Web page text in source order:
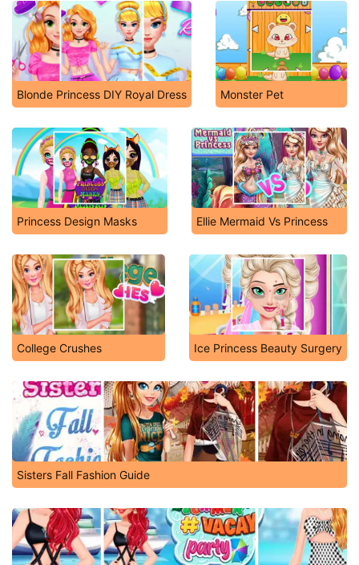
Blonde Princess DIY Royal Dress Monster Pet
Princess Design Masks Ellie Mermaid Vs Princess
College Crushes Ice Princess Beauty Surgery
Sisters Fall Fashion Guide